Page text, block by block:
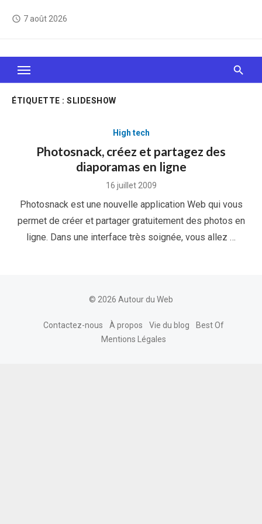
access_time 7 août 2026
Le Web, c'est comme une boîte de chocolats… On
sait jamais sur quoi on va tomber !
ÉTIQUETTE : SLIDESHOW
High tech
Photosnack, créez et partagez des
diaporamas en ligne
Posted
16 juillet 2009
Photosnack est une nouvelle application Web qui vous
permet de créer et partager gratuitement des photos en
ligne. Dans une interface très soignée, vous allez …
© 2026 Autour du Web
Contactez-nous À propos Vie du blog
Best Of
Mentions Légales